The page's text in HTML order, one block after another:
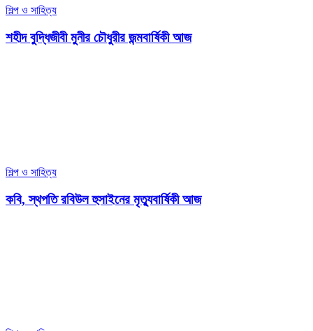
শিল্প ও সাহিত্য
শহীদ বুদ্ধিজীবী মুনীর চৌধুরীর জন্মবার্ষিকী আজ
শিল্প ও সাহিত্য
কবি, স্থপতি রবিউল হুসাইনের মৃত্যুবার্ষিকী আজ